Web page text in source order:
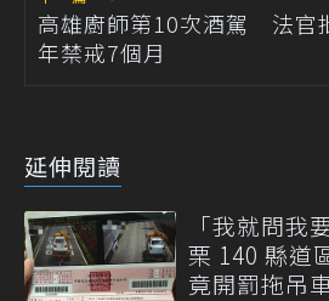
高雄廚師第10次酒駕 法官
年禁戒7個月
延伸閱讀
「我就問我
栗 140 縣道
竟開罰拖吊